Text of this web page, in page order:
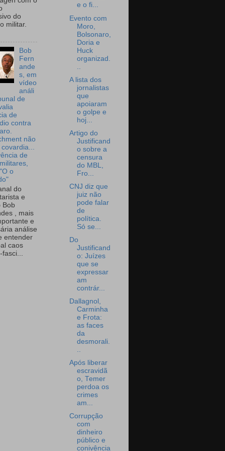
do
militar.
Bob
Fern
ande
s, em
vídeo
análi
de
de
contra
não
de
o
do
e
Bob
, mais
e
análise
entender
caos
e o fi...
Evento com
Moro,
Bolsonaro,
Doria e
Huck
organizad.
A lista dos
jornalistas
que
apoiaram
o golpe e
hoj...
Artigo do
Justificand
o sobre a
censura
do MBL,
Fro...
CNJ diz que
juiz não
pode falar
de
política.
Só se...
Do
Justificand
o: Juízes
que se
expressar
am
contrár...
Dallagnol,
Carminha
e Frota:
as faces
da
desmorali.
..
Após liberar
escravidã
o, Temer
perdoa os
crimes
am...
Corrupção
com
dinheiro
público e
conivência